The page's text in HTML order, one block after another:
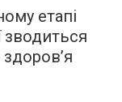
етапі
зводиться